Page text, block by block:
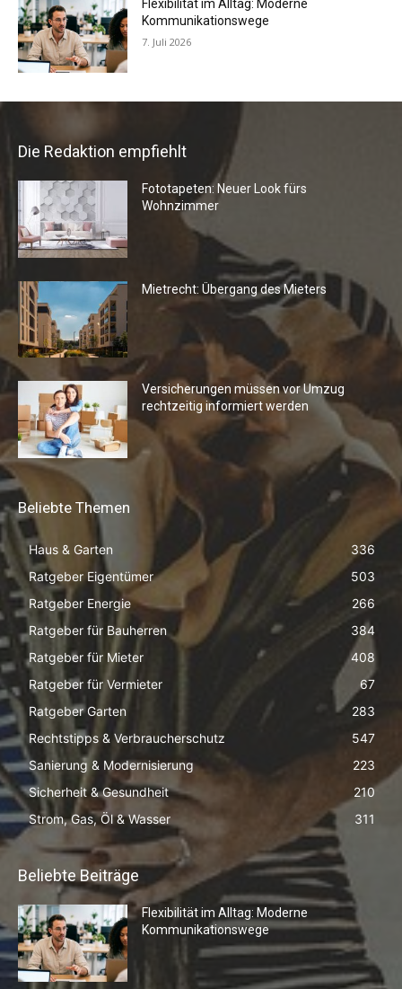
Flexibilität im Alltag: Moderne
Kommunikationswege
7. Juli 2026
Die Redaktion empfiehlt
Fototapeten: Neuer Look fürs
Wohnzimmer
Mietrecht: Übergang des Mieters
Versicherungen müssen vor Umzug
rechtzeitig informiert werden
Beliebte Themen
Haus & Garten
336
Ratgeber Eigentümer
503
Ratgeber Energie
266
Ratgeber für Bauherren
384
Ratgeber für Mieter
408
Ratgeber für Vermieter
67
Ratgeber Garten
283
Rechtstipps & Verbraucherschutz
547
Sanierung & Modernisierung
223
Sicherheit & Gesundheit
210
Strom, Gas, Öl & Wasser
311
Beliebte Beiträge
Flexibilität im Alltag: Moderne
Kommunikationswege